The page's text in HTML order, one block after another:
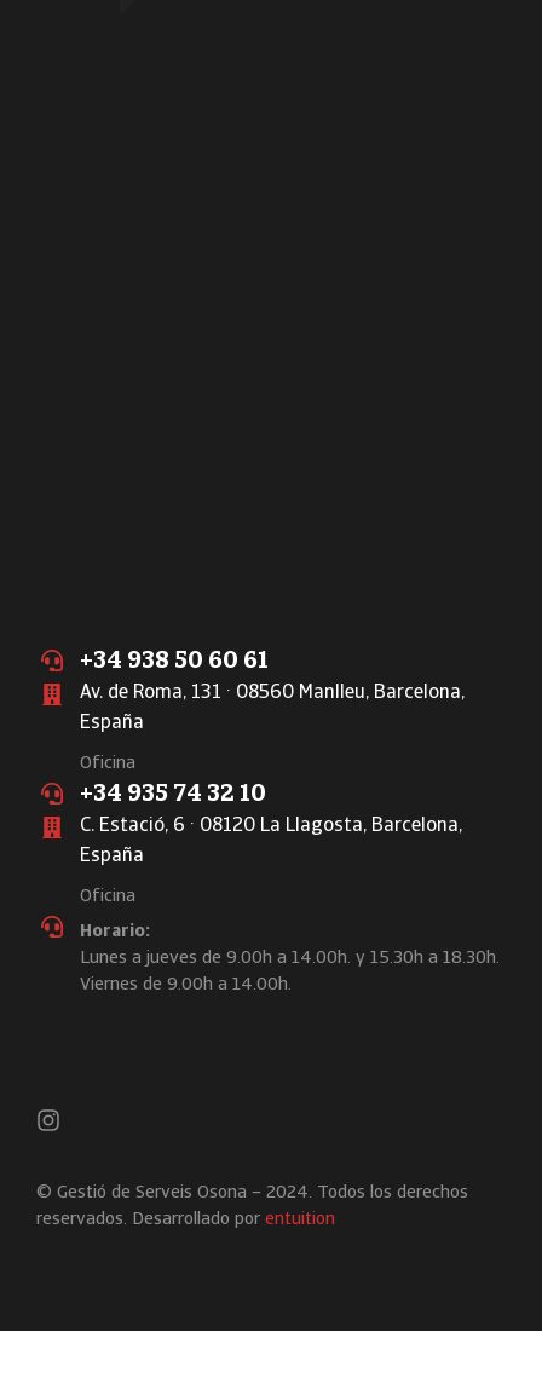
+34 938 50 60 61
Av. de Roma, 131 · 08560 Manlleu, Barcelona,
España
Oficina
+34 935 74 32 10
C. Estació, 6 · 08120 La Llagosta, Barcelona,
España
Oficina
Horario:
Lunes a jueves de 9.00h a 14.00h. y 15.30h a 18.30h.
Viernes de 9.00h a 14.00h.
© Gestió de Serveis Osona – 2024. Todos los derechos
reservados. Desarrollado por entuition